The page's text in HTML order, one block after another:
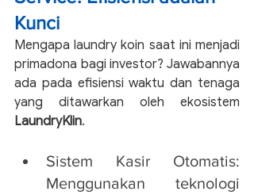
Kunci
Mengapa laundry koin saat ini menjadi
primadona bagi investor? Jawabannya
ada pada efisiensi waktu dan tenaga
LaundryKlin.
Sistem Kasir Otomatis:
Menggunakan teknologi